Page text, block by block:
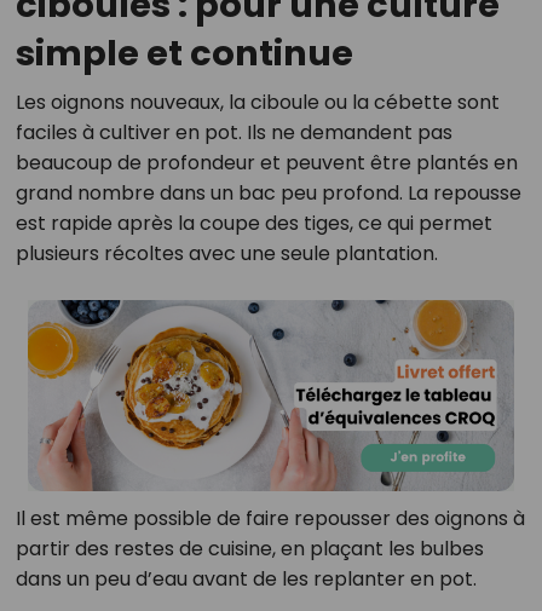
simple et continue
Les oignons nouveaux, la ciboule ou la cébette sont
faciles à cultiver en pot. Ils ne demandent pas
beaucoup de profondeur et peuvent être plantés en
grand nombre dans un bac peu profond. La repousse
est rapide après la coupe des tiges, ce qui permet
plusieurs récoltes avec une seule plantation.
Il est même possible de faire repousser des oignons à
partir des restes de cuisine, en plaçant les bulbes
dans un peu d’eau avant de les replanter en pot.